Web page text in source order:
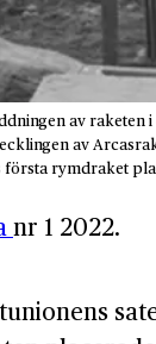
av
av
rymdraket
nr 1 2022.